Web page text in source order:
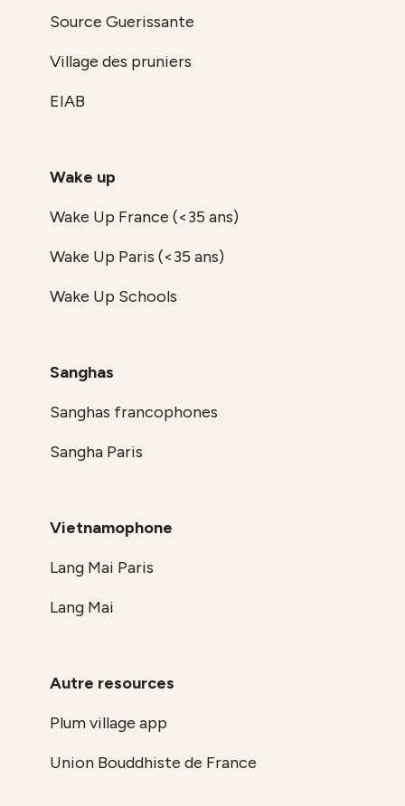
Source Guerissante
Village des pruniers
EIAB
Wake up
Wake Up France (<35 ans)
Wake Up Paris (<35 ans)
Wake Up Schools
Sanghas
Sanghas francophones
Sangha Paris
Vietnamophone
Lang Mai Paris
Lang Mai
Autre resources
Plum village app
Union Bouddhiste de France